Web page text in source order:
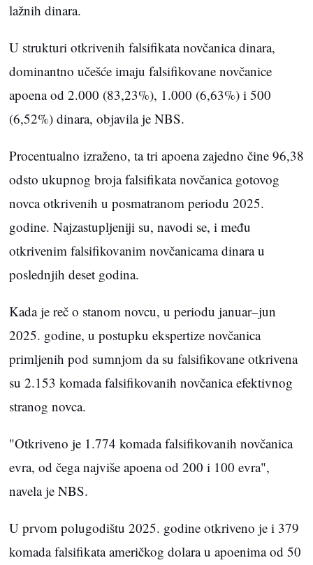
lažnih dinara.
U strukturi otkrivenih falsifikata novčanica dinara,
dominantno učešće imaju falsifikovane novčanice
apoena od 2.000 (83,23%), 1.000 (6,63%) i 500
(6,52%) dinara, objavila je NBS.
Procentualno izraženo, ta tri apoena zajedno čine 96,38
odsto ukupnog broja falsifikata novčanica gotovog
novca otkrivenih u posmatranom periodu 2025.
godine. Najzastupljeniji su, navodi se, i među
otkrivenim falsifikovanim novčanicama dinara u
poslednjih deset godina.
Kada je reč o stanom novcu, u periodu januar–jun
2025. godine, u postupku ekspertize novčanica
primljenih pod sumnjom da su falsifikovane otkrivena
su 2.153 komada falsifikovanih novčanica efektivnog
stranog novca.
"Otkriveno je 1.774 komada falsifikovanih novčanica
evra, od čega najviše apoena od 200 i 100 evra",
navela je NBS.
U prvom polugodištu 2025. godine otkriveno je i 379
komada falsifikata američkog dolara u apoenima od 50